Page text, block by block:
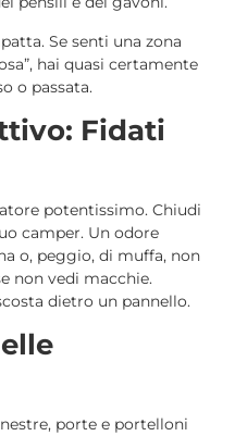
Se senti una zona
hai quasi certamente
o passata.
Fidati
potentissimo. Chiudi
camper. Un odore
o, peggio, di muffa, non
non vedi macchie.
dietro un pannello.
porte e portelloni